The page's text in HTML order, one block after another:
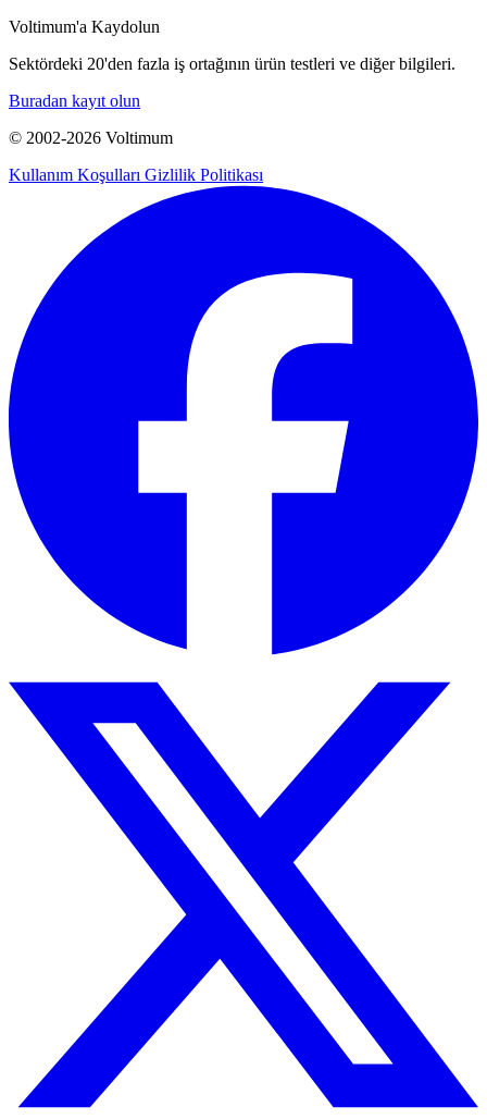
Voltimum'a Kaydolun
Sektördeki 20'den fazla iş ortağının ürün testleri ve diğer bilgileri.
Buradan kayıt olun
© 2002-2026 Voltimum
Kullanım Koşulları Gizlilik Politikası